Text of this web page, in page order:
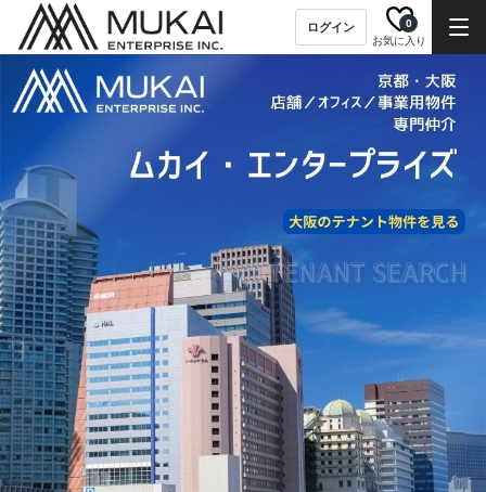
ログイン
お気に入り
0